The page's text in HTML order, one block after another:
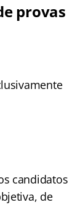
provas
candidatos
de